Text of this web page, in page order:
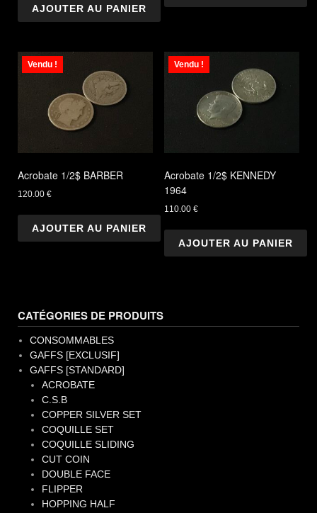
AJOUTER AU PANIER
Vendu !
Acrobate 1/2$ BARBER
120.00 €
AJOUTER AU PANIER
Vendu !
Acrobate 1/2$ KENNEDY
1964
110.00 €
AJOUTER AU PANIER
CATÉGORIES DE PRODUITS
CONSOMMABLES
GAFFS [EXCLUSIF]
GAFFS [STANDARD]
ACROBATE
C.S.B
COPPER SILVER SET
COQUILLE SET
COQUILLE SLIDING
CUT COIN
DOUBLE FACE
FLIPPER
HOPPING HALF